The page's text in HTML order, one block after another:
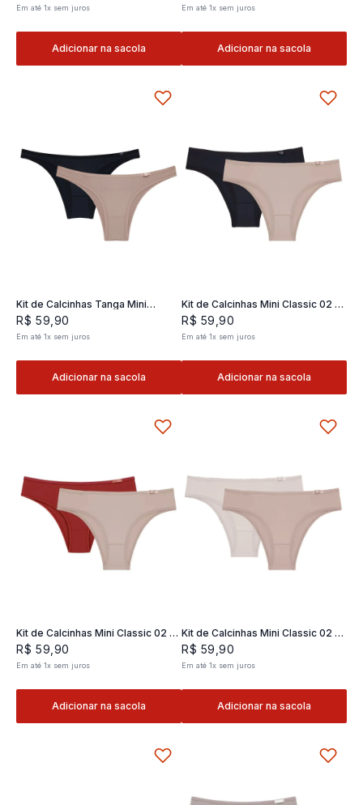
Em até1x sem juros
Adicionar na sacola
Em até 1x sem juros
Adicionar na sacola
Kit de Calcinhas Tanga Mini
Classic 02- 2 und
R$ 59 90
Em até1x sem juros
Adicionar na sacola
Kit de Calcinhas Mini Classic 02 -
2 und
R$ 59 ,90
Em até 1x sem juros
Adicionar na sacola
Kit de Calcinhas Mini Classic 02 -
2 und
R$ 59 90
Em até1x sem juros
Adicionar na sacola
Kit de Calcinhas Mini Classic 02 -
2 und
R$ 59 ,90
Em até 1x sem juros
Adicionar na sacola